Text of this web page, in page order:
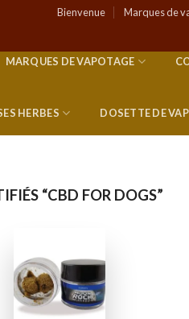
Bienvenue Marques de
MARQUES DE VAPOTAGE
HERBES DOSETTE DE
“CBD FOR DOGS”
Add to
wishlist